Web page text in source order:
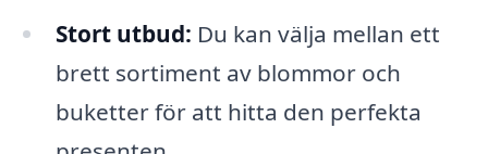
Stort utbud: Du kan välja mellan ett
brett sortiment av blommor och
buketter för att hitta den perfekta